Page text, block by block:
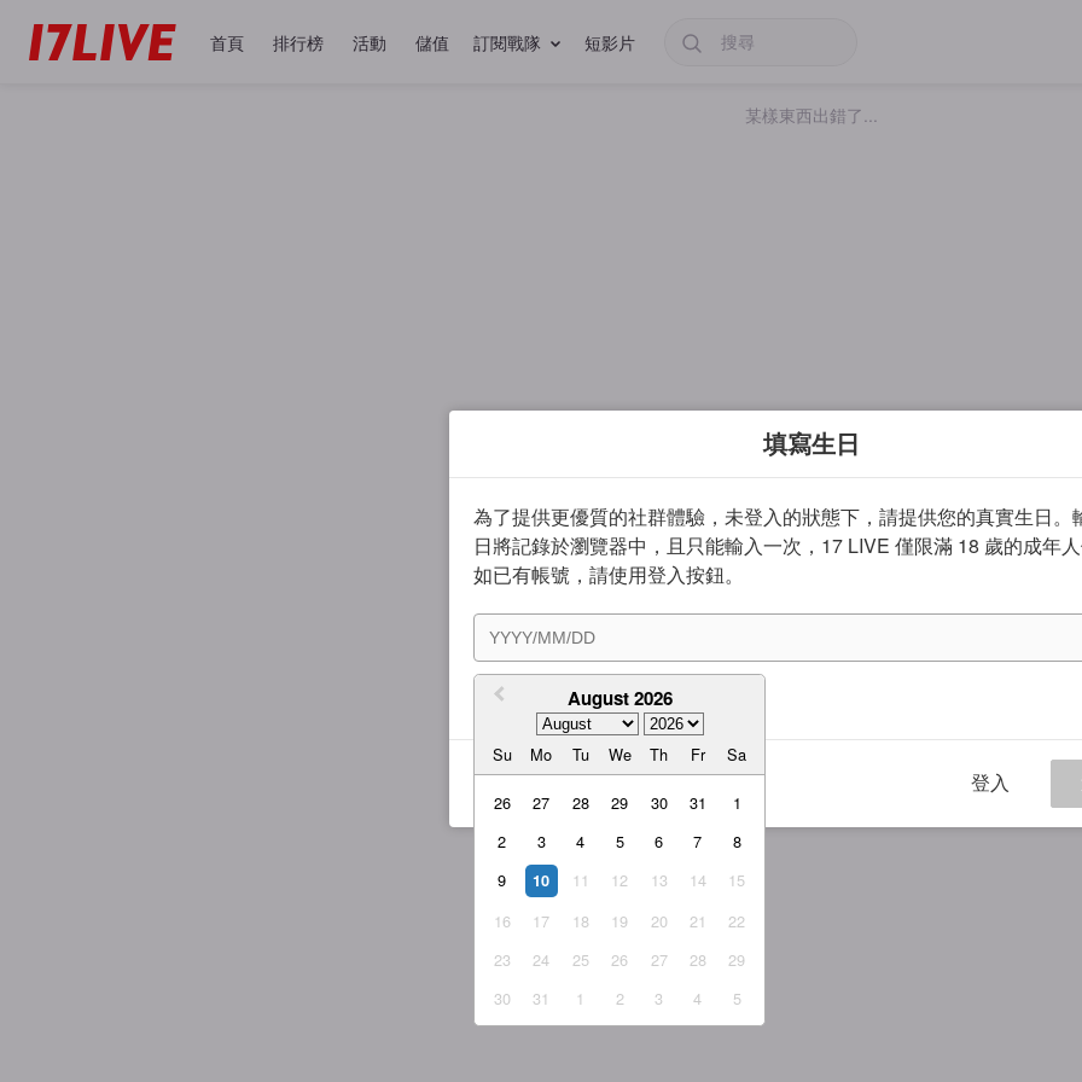
首頁 排行榜 活動 儲值 訂閱戰隊 短影片
某樣東西出錯了...
填寫生日
為了提供更優質的社群體驗，未登入的狀態下，請提供您的真實生日。
日將記錄於瀏覽器中，且只能輸入一次，17 LIVE 僅限滿 18 歲的成年人
如已有帳號，請使用登入按鈕。
August 2026
Su Mo Tu We Th Fr Sa
26 27 28 29 30 31
1
2
3 4 5 6 7
8
9
10 11 12 13 14
15
16
17 18 19 20 21
22
23
24 25 26 27 28
29
30
31 1 2 3 4 5
我同意 服務條款與隱私權政策
登入